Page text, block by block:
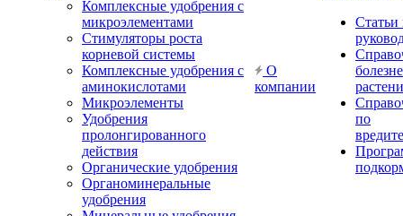
Комплексные удобрения с
микроэлементами
Стимуляторы роста
корневой системы
Комплексные удобрения с
аминокислотами
Микроэлементы
Удобрения
пролонгированного
действия
Органические удобрения
Органоминеральные
удобрения
О
компании
Статьи
по